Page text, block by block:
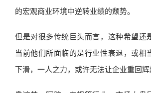
的宏观商业环境中逆转业绩的颓势。
但是对很多传统巨头而言，这种希望还
当前他们所面临的是行业性衰退，或相
下滑，一人之力，或许无法让企业重回辉